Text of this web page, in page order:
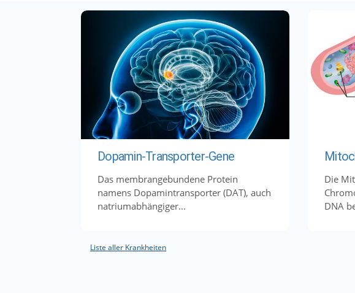
Dopamin-Transporter-Gene
Das membrangebundene Protein
namens Dopamintransporter (DAT), auch
natriumabhängiger...
Die
DNA
Liste aller Krankheiten